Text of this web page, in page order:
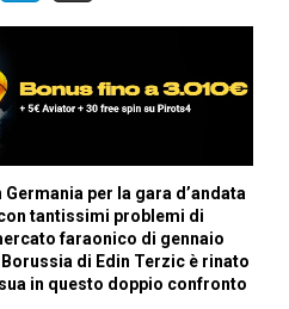
per la gara d’andata
tantissimi problemi di
faraonico di gennaio
di Edin Terzic è rinato
in questo doppio confronto